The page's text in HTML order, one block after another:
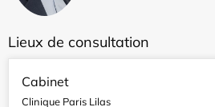
Lieux de consultation
Cabinet
Clinique Paris Lilas